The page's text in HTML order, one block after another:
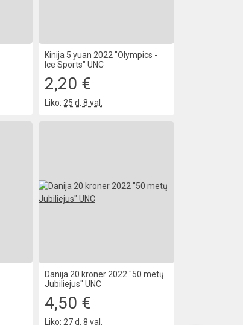
Kinija 5 yuan 2022 "Olympics -
Ice Sports" UNC
2,20 €
Liko: 25 d. 8 val.
Danija 20 kroner 2022 "50 metų
Jubiliejus" UNC
4,50 €
Liko: 27 d. 8 val.